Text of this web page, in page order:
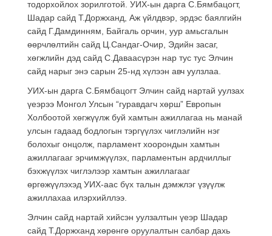
тодорхойлох зорилготой. УИХ-ын дарга С.Бямбацогт,
Шадар сайд Т.Доржханд, Аж үйлдвэр, эрдэс баялгийн
сайд Г.Дамдинням, Байгаль орчин, уур амьсгалын
өөрчлөлтийн сайд Ц.Сандаг-Очир, Эдийн засаг,
хөгжлийн дэд сайд С.Даваасүрэн нар тус тус Элчин
сайд нарыг энэ сарын 25-нд хүлээн авч уулзлаа.
УИХ-ын дарга С.Бямбацогт Элчин сайд нартай уулзах
үеэрээ Монгол Улсын “гуравдагч хөрш” Европын
Холбоотой хөгжүүлж буй хамтын ажиллагаа нь манай
улсын гадаад бодлогын тэргүүлэх чиглэлийн нэг
болохыг онцолж, парламент хоорондын хамтын
ажиллагааг эрчимжүүлэх, парламентын ардчиллыг
бэхжүүлэх чиглэлээр хамтын ажиллагааг
өргөжүүлэхэд УИХ-аас бүх талын дэмжлэг үзүүлж
ажиллахаа илэрхийллээ.
Элчин сайд нартай хийсэн уулзалтын үеэр Шадар
сайд Т.Доржханд хөрөнгө оруулалтын салбар дахь